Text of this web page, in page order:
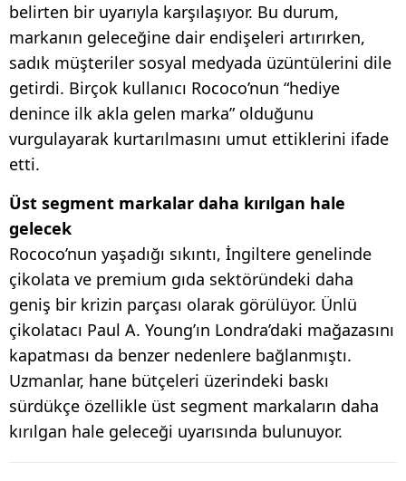
belirten bir uyarıyla karşılaşıyor. Bu durum,
markanın geleceğine dair endişeleri artırırken,
sadık müşteriler sosyal medyada üzüntülerini dile
getirdi. Birçok kullanıcı Rococo’nun “hediye
denince ilk akla gelen marka” olduğunu
vurgulayarak kurtarılmasını umut ettiklerini ifade
etti.
Üst segment markalar daha kırılgan hale
gelecek
Rococo’nun yaşadığı sıkıntı, İngiltere genelinde
çikolata ve premium gıda sektöründeki daha
geniş bir krizin parçası olarak görülüyor. Ünlü
çikolatacı Paul A. Young’ın Londra’daki mağazasını
kapatması da benzer nedenlere bağlanmıştı.
Uzmanlar, hane bütçeleri üzerindeki baskı
sürdükçe özellikle üst segment markaların daha
kırılgan hale geleceği uyarısında bulunuyor.